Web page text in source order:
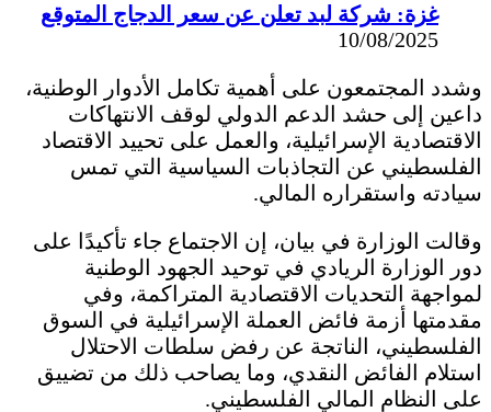
غزة: شركة لبد تعلن عن سعر الدجاج المتوقع
10/08/2025
وشدد المجتمعون على أهمية تكامل الأدوار الوطنية،
داعين إلى حشد الدعم الدولي لوقف الانتهاكات
الاقتصادية الإسرائيلية، والعمل على تحييد الاقتصاد
الفلسطيني عن التجاذبات السياسية التي تمس
سيادته واستقراره المالي.
وقالت الوزارة في بيان، إن الاجتماع جاء تأكيدًا على
دور الوزارة الريادي في توحيد الجهود الوطنية
لمواجهة التحديات الاقتصادية المتراكمة، وفي
مقدمتها أزمة فائض العملة الإسرائيلية في السوق
الفلسطيني، الناتجة عن رفض سلطات الاحتلال
استلام الفائض النقدي، وما يصاحب ذلك من تضييق
على النظام المالي الفلسطيني.